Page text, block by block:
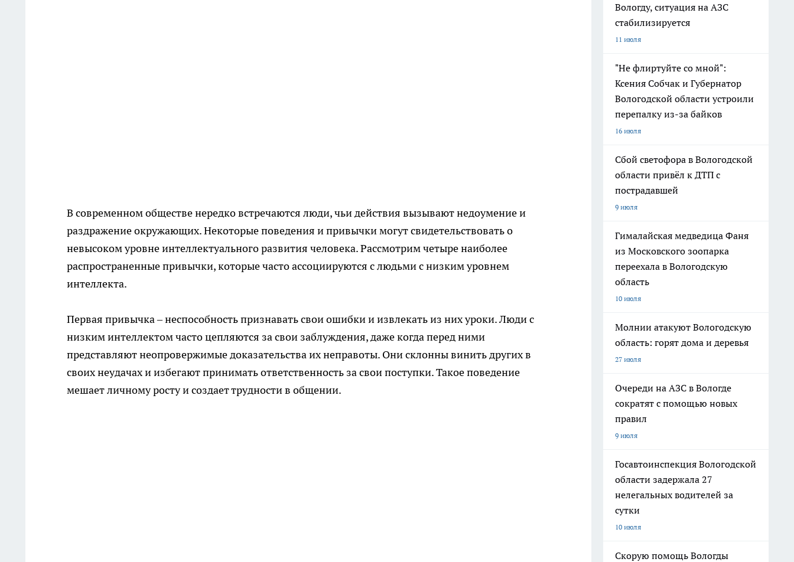
В современном обществе нередко встречаются люди, чьи действия вызывают недоумение и
раздражение окружающих. Некоторые поведения и привычки могут свидетельствовать о
невысоком уровне интеллектуального развития человека. Рассмотрим четыре наиболее
распространенные привычки, которые часто ассоциируются с людьми с низким уровнем
интеллекта.
Первая привычка – неспособность признавать свои ошибки и извлекать из них уроки. Люди с
низким интеллектом часто цепляются за свои заблуждения, даже когда перед ними
представляют неопровержимые доказательства их неправоты. Они склонны винить других в
своих неудачах и избегают принимать ответственность за свои поступки. Такое поведение
мешает личному росту и создает трудности в общении.
Вологду, ситуация на АЗС
стабилизируется
11 июля
"Не флиртуйте со мной":
Ксения Собчак и Губернатор
Вологодской области устроили
перепалку из-за байков
16 июля
Сбой светофора в Вологодской
области привёл к ДТП с
пострадавшей
9 июля
Гималайская медведица Фаня
из Московского зоопарка
переехала в Вологодскую
область
10 июля
Молнии атакуют Вологодскую
область: горят дома и деревья
27 июля
Очереди на АЗС в Вологде
сократят с помощью новых
правил
9 июля
Госавтоинспекция Вологодской
области задержала 27
нелегальных водителей за
сутки
10 июля
Скорую помощь Вологды